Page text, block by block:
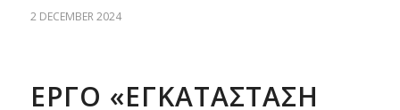
2 DECEMBER 2024
ΕΡΓΟ «ΕΓΚΑΤΑΣΤΑΣΗ